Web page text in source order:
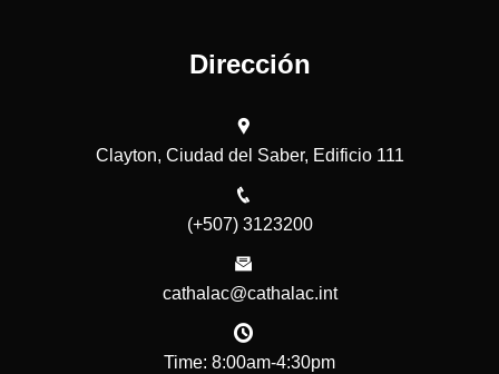
Dirección
Clayton, Ciudad del Saber, Edificio 111
(+507) 3123200
cathalac@cathalac.int
Time: 8:00am-4:30pm